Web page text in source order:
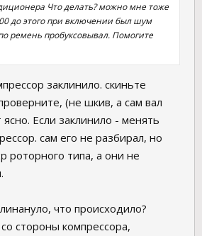
Что делать? можно мне тоже
до этого при включении был шум
ремень пробуксовывал. Помогите
заклинило. скиньте
(не шкив, а сам вал
ясно. Если заклинило - менять
сам его не разбирал, но
роторного типа, а они не
что происходило?
стороны компрессора,